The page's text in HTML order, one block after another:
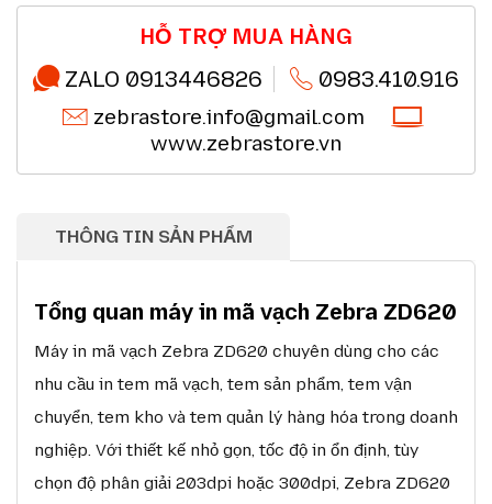
Đổi mới sản phẩm trong 7 ngày đầu (*) Chi tiết
Mua online - giao hàng nhanh chóng (*) Chi tiết
Chất lượng sản phẩm chính hãng CO,CQ (*)
Thanh toán chuyển khoản QRcode (*)
HỖ TRỢ MUA HÀNG
ZALO 0913446826
0983.410.916
zebrastore.info@gmail.com
www.zebrastore.vn
THÔNG TIN SẢN PHẨM
Tổng quan máy in mã vạch Zebra ZD620
Máy in mã vạch Zebra ZD620 chuyên dùng cho các
nhu cầu in tem mã vạch, tem sản phẩm, tem vận
chuyển, tem kho và tem quản lý hàng hóa trong doanh
nghiệp. Với thiết kế nhỏ gọn, tốc độ in ổn định, tùy
chọn độ phân giải 203dpi hoặc 300dpi, Zebra ZD620